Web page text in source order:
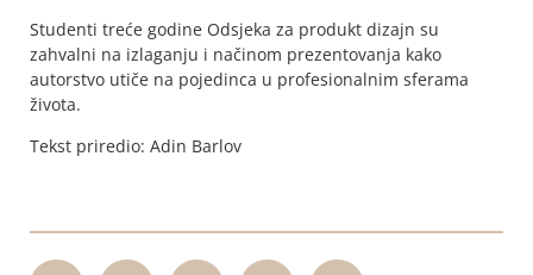
Studenti treće godine Odsjeka za produkt dizajn su
zahvalni na izlaganju i načinom prezentovanja kako
autorstvo utiče na pojedinca u profesionalnim sferama
života.
Tekst priredio: Adin Barlov